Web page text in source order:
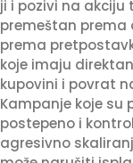
ji i pozivi na
premeštan prema
prema
koje imaju
kupovini i povrat
Kampanje koje su
postepeno i
agresivno